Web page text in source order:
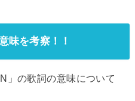
味を考察！！
」の歌詞の意味について